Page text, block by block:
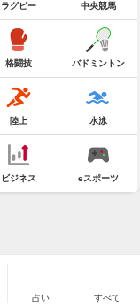
ラグビー 中央競馬
格闘技 バドミントン
陸上 水泳
ビジネス eスポーツ
占い すべて